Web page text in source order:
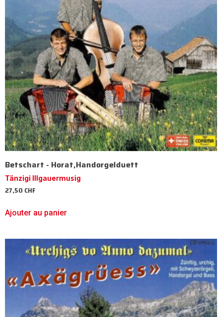
Betschart - Horat,Handorgelduett
Tänzigi Illgauermusig
27,50CHF
Ajouter au panier